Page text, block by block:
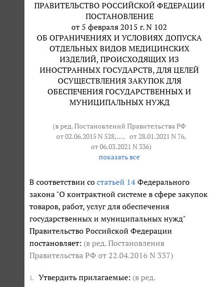
ПРАВИТЕЛЬСТВО РОССИЙСКОЙ ФЕДЕРАЦИИ
ПОСТАНОВЛЕНИЕ
от 5 февраля 2015 г. N 102
ОБ ОГРАНИЧЕНИЯХ И УСЛОВИЯХ ДОПУСКА
ОТДЕЛЬНЫХ ВИДОВ МЕДИЦИНСКИХ
ИЗДЕЛИЙ, ПРОИСХОДЯЩИХ ИЗ
ИНОСТРАННЫХ ГОСУДАРСТВ, ДЛЯ ЦЕЛЕЙ
ОСУЩЕСТВЛЕНИЯ ЗАКУПОК ДЛЯ
ОБЕСПЕЧЕНИЯ ГОСУДАРСТВЕННЫХ И
МУНИЦИПАЛЬНЫХ НУЖД
(в ред. Постановлений Правительства РФ
от 02.06.2015 N 528, … , от 28.01.2021 N 76,
от 06.03.2021 N 336)
показать все
В соответствии со статьей 14 Федерального
закона "О контрактной системе в сфере закупок
товаров, работ, услуг для обеспечения
государственных и муниципальных нужд"
Правительство Российской Федерации
постановляет: (в ред. Постановления
Правительства РФ от 22.04.2016 N 337)
1. Утвердить прилагаемые: (в ред.